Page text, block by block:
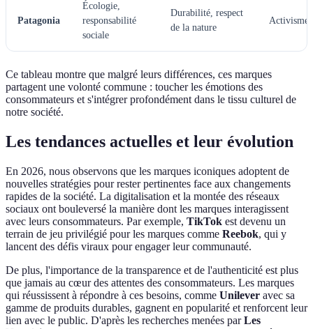
Patagonia
Écologie,
responsabilité
sociale
Durabilité, respect
de la nature
Activisme
Ce tableau montre que malgré leurs différences, ces marques
partagent une volonté commune : toucher les émotions des
consommateurs et s'intégrer profondément dans le tissu culturel de
notre société.
Les tendances actuelles et leur évolution
En 2026, nous observons que les marques iconiques adoptent de
nouvelles stratégies pour rester pertinentes face aux changements
rapides de la société. La digitalisation et la montée des réseaux
sociaux ont bouleversé la manière dont les marques interagissent
avec leurs consommateurs. Par exemple, TikTok est devenu un
terrain de jeu privilégié pour les marques comme Reebok, qui y
lancent des défis viraux pour engager leur communauté.
De plus, l'importance de la transparence et de l'authenticité est plus
que jamais au cœur des attentes des consommateurs. Les marques
qui réussissent à répondre à ces besoins, comme Unilever avec sa
gamme de produits durables, gagnent en popularité et renforcent leur
lien avec le public. D'après les recherches menées parLes